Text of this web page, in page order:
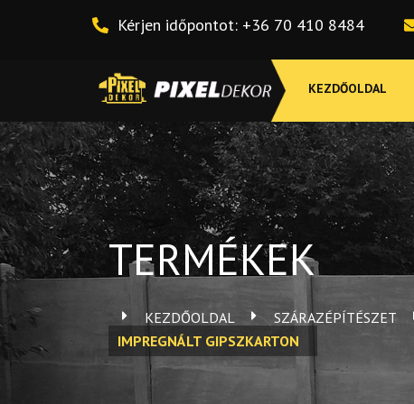
Kérjen időpontot: +36 70 410 8484
KEZDŐOLDAL
TERMÉKEK
KEZDŐOLDAL SZÁRAZÉPÍTÉSZET
IMPREGNÁLT GIPSZKARTON